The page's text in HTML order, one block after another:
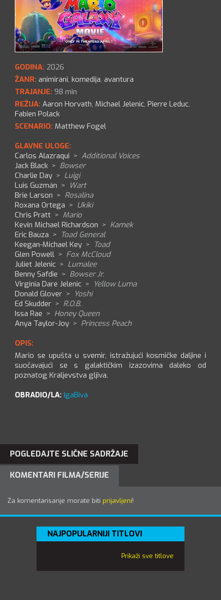
GODINA: 2026
ŽANR: animirani, komedija, avantura
TRAJANJE: 98 min
REŽIJA: Aaron Horvath, Michael Jelenic, Pierre Leduc,
Fabien Polack
SCENARIO: Matthew Fogel
GLAVNE ULOGE:
Carlos Alazraqui > Additional Voices
Jack Black > Bowser
Charlie Day > Luigi
Luis Guzmán > Wart
Brie Larson > Rosalina
Roxana Ortega > Ukiki
Chris Pratt > Mario
Kevin Michael Richardson > Kamek
Eric Bauza > Toad General
Keegan-Michael Key > Toad
Glen Powell > Fox McCloud
Juliet Jelenic > Lumalee
Benny Safdie > Bowser Jr.
Virginia Dare Jelenic > Yellow Luma
Donald Glover > Yoshi
Ed Skudder > R.O.B.
Issa Rae > Honey Queen
Anya Taylor-Joy > Princess Peach
OPIS:
Mario se upušta u svemir, istražujući kosmičke daljine i
suočavajući se s galaktičkim izazovima daleko od
poznatog Kraljevstva gljiva.
OBRADIO/LA: IgaBiva
POGLEDAJTE SLIČNE SADRŽAJE
KOMENTARI FILMA/SERIJE
Za komentarisanje morate biti prijavljeni!
NAJPOPULARNIJI TITLOVI
Prikaži sve titlove